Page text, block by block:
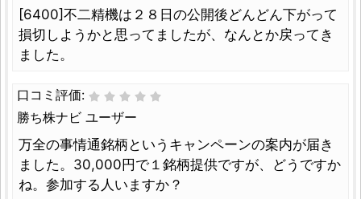
[6400]不二精機は２８日の公開後どんどん下がって
損切しようかと思ってましたが、なんとか戻ってき
ました。
口コミ評価:
勝ち株ナビ ユーザー
万全の事情通銘柄というキャンペーンの案内が届き
ました。30,000円で１銘柄提供ですが、どうですか
ね。参加する人いますか？